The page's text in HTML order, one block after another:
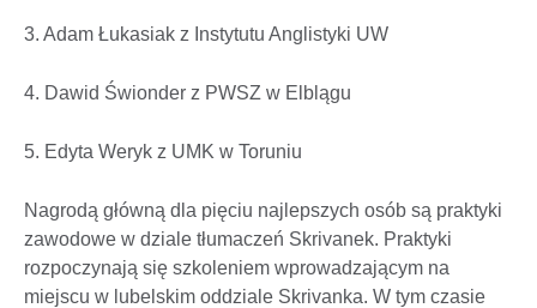
3. Adam Łukasiak z Instytutu Anglistyki UW
4. Dawid Świonder z PWSZ w Elblągu
5. Edyta Weryk z UMK w Toruniu
Nagrodą główną dla pięciu najlepszych osób są praktyki
zawodowe w dziale tłumaczeń Skrivanek. Praktyki
rozpoczynają się szkoleniem wprowadzającym na
miejscu w lubelskim oddziale Skrivanka. W tym czasie